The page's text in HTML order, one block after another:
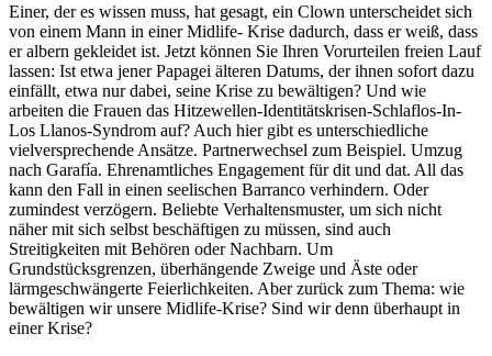
Einer, der es wissen muss, hat gesagt, ein Clown unterscheidet sich
von einem Mann in einer Midlife- Krise dadurch, dass er weiß, dass
er albern gekleidet ist. Jetzt können Sie Ihren Vorurteilen freien Lauf
lassen: Ist etwa jener Papagei älteren Datums, der ihnen sofort dazu
einfällt, etwa nur dabei, seine Krise zu bewältigen? Und wie
arbeiten die Frauen das Hitzewellen-Identitätskrisen-Schlaflos-In-
Los Llanos-Syndrom auf? Auch hier gibt es unterschiedliche
vielversprechende Ansätze. Partnerwechsel zum Beispiel. Umzug
nach Garafía. Ehrenamtliches Engagement für dit und dat. All das
kann den Fall in einen seelischen Barranco verhindern. Oder
zumindest verzögern. Beliebte Verhaltensmuster, um sich nicht
näher mit sich selbst beschäftigen zu müssen, sind auch
Streitigkeiten mit Behören oder Nachbarn. Um
Grundstücksgrenzen, überhängende Zweige und Äste oder
lärmgeschwängerte Feierlichkeiten. Aber zurück zum Thema: wie
bewältigen wir unsere Midlife-Krise? Sind wir denn überhaupt in
einer Krise?